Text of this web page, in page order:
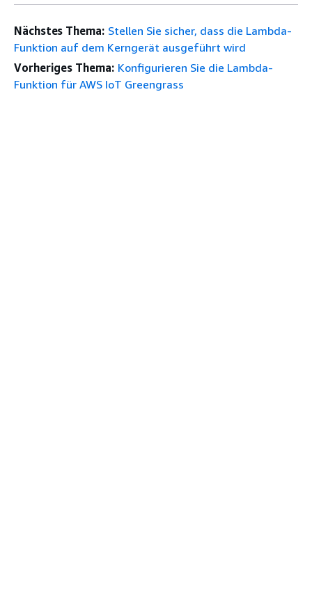
Nächstes Thema: Stellen Sie sicher, dass die Lambda-
Funktion auf dem Kerngerät ausgeführt wird
Vorheriges Thema: Konfigurieren Sie die Lambda-
Funktion für AWS IoT Greengrass